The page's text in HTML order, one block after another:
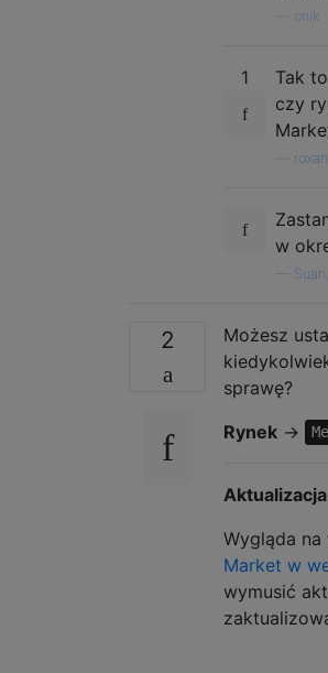
onik
1
Tak
czy
roxan
w
Suan,
2
Możesz
sprawę?
Rynek ->
Aktualizacja
Wygląda na
Market w
wymusić